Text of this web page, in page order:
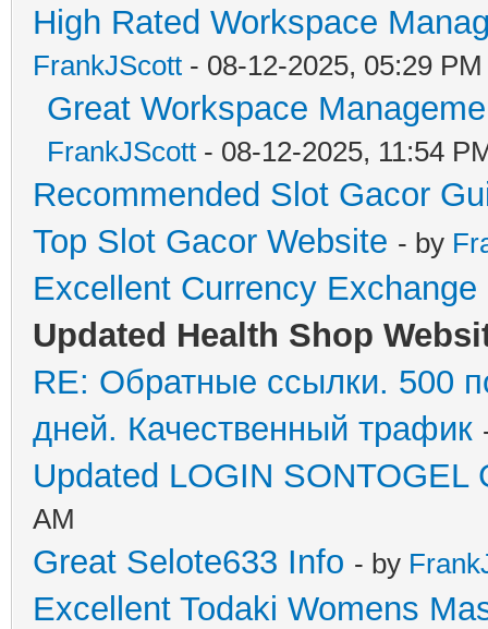
High Rated Workspace
FrankJScott - 08-12-2025, 05:29 PM
Great Workspace
FrankJScott - 08-12-2025, 11:54
Recommended Slot Gacor
Top Slot Gacor Website - by
Excellent Currency Exchange
Updated Health Shop
RE: Обратные ссылки. 500
дней. Качественный трафик
Updated LOGIN SONTOGEL
AM
Great Selote633 Info - by
Excellent Todaki Womens